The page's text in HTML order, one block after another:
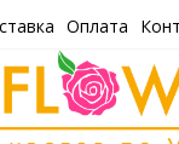
Оплата